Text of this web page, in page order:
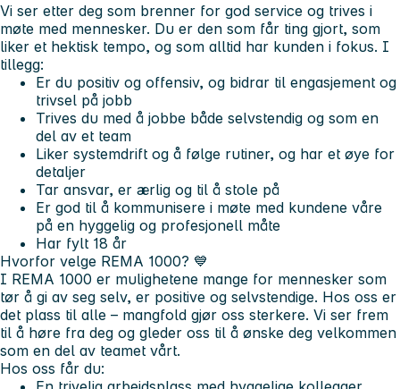
Vi ser etter deg som brenner for god service og trives i
møte med mennesker. Du er den som får ting gjort, som
liker et hektisk tempo, og som alltid har kunden i fokus. I
tillegg:
Er du positiv og offensiv, og bidrar til engasjement og
trivsel på jobb
Trives du med å jobbe både selvstendig og som en
del av et team
Liker systemdrift og å følge rutiner, og har et øye for
detaljer
Tar ansvar, er ærlig og til å stole på
Er god til å kommunisere i møte med kundene våre
på en hyggelig og profesjonell måte
Har fylt 18 år
Hvorfor velge REMA 1000? 💙
I REMA 1000 er mulighetene mange for mennesker som
tør å gi av seg selv, er positive og selvstendige. Hos oss er
det plass til alle – mangfold gjør oss sterkere. Vi ser frem
til å høre fra deg og gleder oss til å ønske deg velkommen
som en del av teamet vårt.
Hos oss får du: